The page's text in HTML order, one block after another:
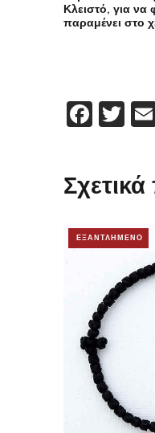
Κλειστό, για να
παραμένει στο
ΕΞΑΝΤΛΗΜΕΝΟ